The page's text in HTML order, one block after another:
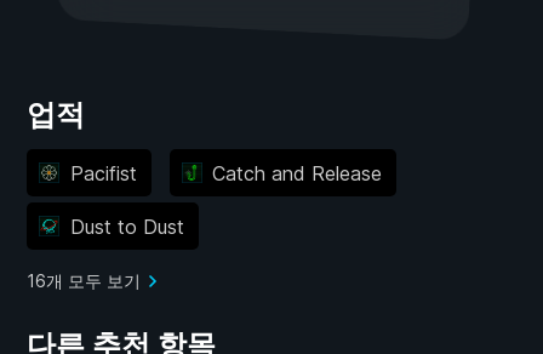
업적
Pacifist Catch and Release
Dust to Dust
16개 모두 보기
다른 추천 항목